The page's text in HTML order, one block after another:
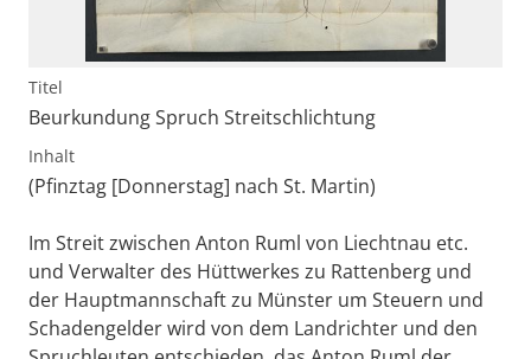
Titel
Beurkundung Spruch Streitschlichtung
Inhalt
(Pfinztag [Donnerstag] nach St. Martin)
Im Streit zwischen Anton Ruml von Liechtnau etc.
und Verwalter des Hüttwerkes zu Rattenberg und
der Hauptmannschaft zu Münster um Steuern und
Schadengelder wird von dem Landrichter und den